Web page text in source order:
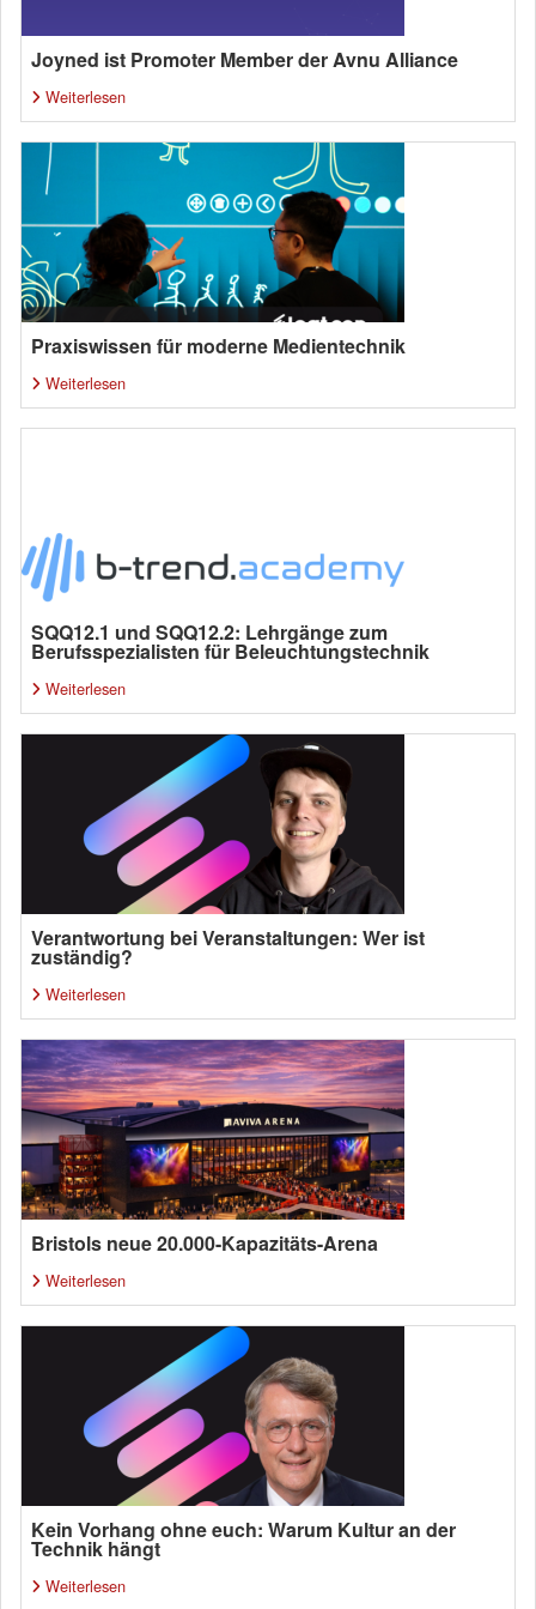
Joyned ist Promoter Member der Avnu Alliance
Weiterlesen
Praxiswissen für moderne Medientechnik
Weiterlesen
SQQ12.1 und SQQ12.2: Lehrgänge zum
Berufsspezialisten für Beleuchtungstechnik
Weiterlesen
Verantwortung bei Veranstaltungen: Wer ist
zuständig?
Weiterlesen
Bristols neue 20.000-Kapazitäts-Arena
Weiterlesen
Kein Vorhang ohne euch: Warum Kultur an der
Technik hängt
Weiterlesen